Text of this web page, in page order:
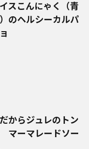
スこんにゃく（青
のヘルシーカルパ
からジュレのトン
マーマレードソー